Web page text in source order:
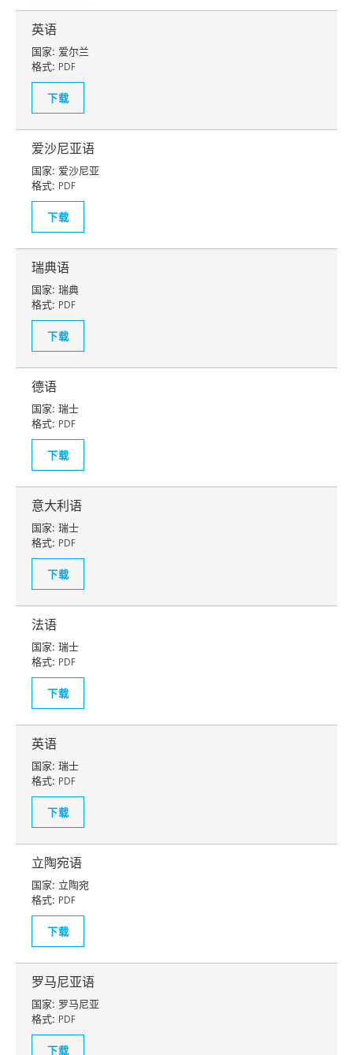
英语
国家: 爱尔兰
格式: PDF
下载
爱沙尼亚语
国家: 爱沙尼亚
格式: PDF
下载
瑞典语
国家: 瑞典
格式: PDF
下载
德语
国家: 瑞士
格式: PDF
下载
意大利语
国家: 瑞士
格式: PDF
下载
法语
国家: 瑞士
格式: PDF
下载
英语
国家: 瑞士
格式: PDF
下载
立陶宛语
国家: 立陶宛
格式: PDF
下载
罗马尼亚语
国家: 罗马尼亚
格式: PDF
下载